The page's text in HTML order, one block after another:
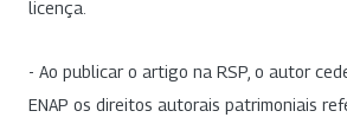
licença.
- Ao publicar o artigo na RSP, o autor
ENAP os direitos autorais patrimoniais